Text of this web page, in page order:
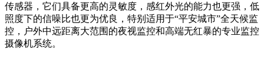
传感器，它们具备更高的灵敏度，感红外光的能力也更强，低
照度下的信噪比也更为优良，特别适用于“平安城市”全天候监
控，户外中远距离大范围的夜视监控和高端无红暴的专业监控
摄像机系统。